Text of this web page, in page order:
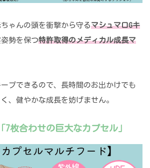
ゃんの頭を衝撃から守るマシュマロGキ
勢を保つ特許取得のメディカル成長マ
プできるので、長時間のお出かけでも
、健やかな成長を妨げません。
7枚合わせの巨大なカプセル」